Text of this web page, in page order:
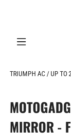
TRIUMPH AC / UP TO
MIRROR -